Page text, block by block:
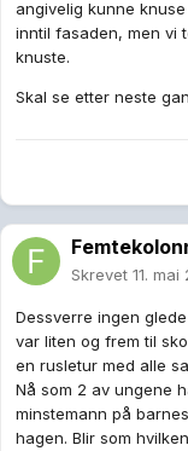
angivelig kunne
inntil fasaden, men vi
knuste.
Skal se etter neste
Skrevet 11. mai
Dessverre ingen
var liten og frem til
en rusletur med alle
Nå som 2 av ungene
minstemann på
hagen. Blir som